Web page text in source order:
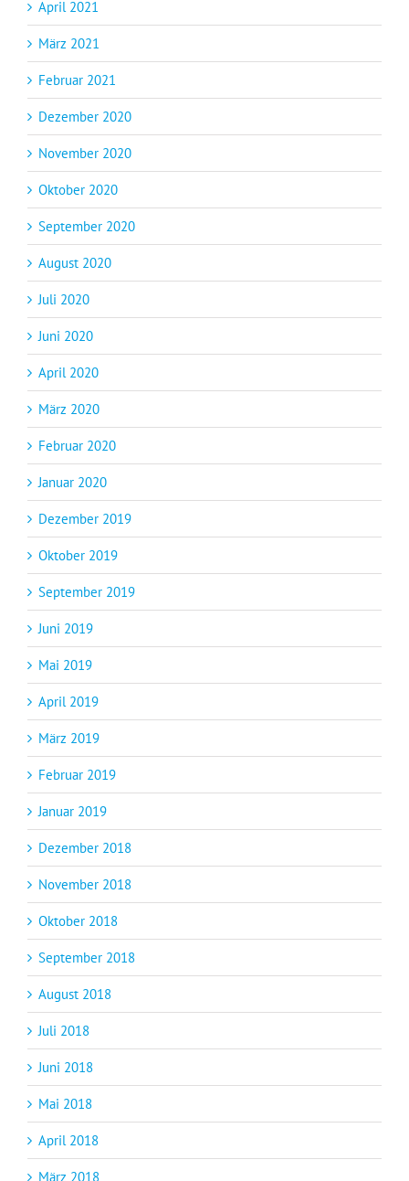
April 2021
März 2021
Februar 2021
Dezember 2020
November 2020
Oktober 2020
September 2020
August 2020
Juli 2020
Juni 2020
April 2020
März 2020
Februar 2020
Januar 2020
Dezember 2019
Oktober 2019
September 2019
Juni 2019
Mai 2019
April 2019
März 2019
Februar 2019
Januar 2019
Dezember 2018
November 2018
Oktober 2018
September 2018
August 2018
Juli 2018
Juni 2018
Mai 2018
April 2018
März 2018